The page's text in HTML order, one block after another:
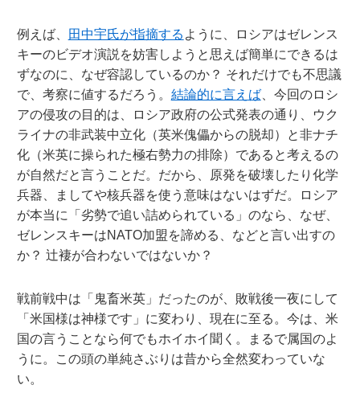
例えば、 田中宇氏が指摘する ように、ロシアはゼレンス
キーのビデオ演説を妨害しようと思えば簡単にできるは
ずなのに、なぜ容認しているのか？ それだけでも不思議
で、考察に値するだろう。 結論的に言えば、今回のロシ
アの侵攻の目的は、ロシア政府の公式発表の通り、ウク
ライナの非武装中立化（英米傀儡からの脱却）と非ナチ
化（米英に操られた極右勢力の排除）であると考えるの
が自然だと言うことだ。だから、原発を破壊したり化学
兵器、ましてや核兵器を使う意味はないはずだ。ロシア
が本当に「劣勢で追い詰められている」のなら、なぜ、
ゼレンスキーはNATO加盟を諦める、などと言い出すの
か？ 辻褄が合わないではないか？
戦前戦中は「鬼畜米英」だったのが、敗戦後一夜にして
「米国様は神様です」に変わり、現在に至る。今は、米
国の言うことなら何でもホイホイ聞く。まるで属国のよ
うに。この頭の単純さぶりは昔から全然変わっていな
い。